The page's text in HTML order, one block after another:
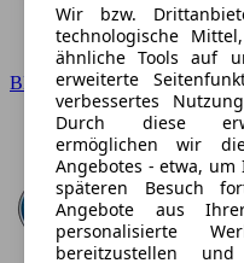
BMW
Wir bzw.
technologische
ähnliche Tools auf
erweiterte
verbessertes
Durch diese
ermöglichen wir
Angebotes - etwa,
späteren Besuch
Angebote aus
personalisierte
bereitzustellen